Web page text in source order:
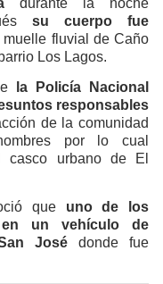
su cuerpo fue
fluvial de Caño
Los Lagos.
la Policía Nacional
responsables
de la comunidad
por lo cual
urbano de El
que uno de los
en un vehículo de
José donde fue